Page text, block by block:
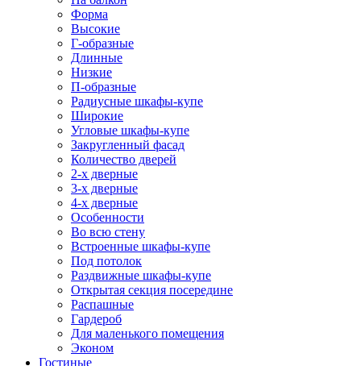
Форма
Высокие
Г-образные
Длинные
Низкие
П-образные
Радиусные шкафы-купе
Широкие
Угловые шкафы-купе
Закругленный фасад
Количество дверей
2-х дверные
3-х дверные
4-х дверные
Особенности
Во всю стену
Встроенные шкафы-купе
Под потолок
Раздвижные шкафы-купе
Открытая секция посередине
Распашные
Гардероб
Для маленького помещения
Эконом
Гостиные